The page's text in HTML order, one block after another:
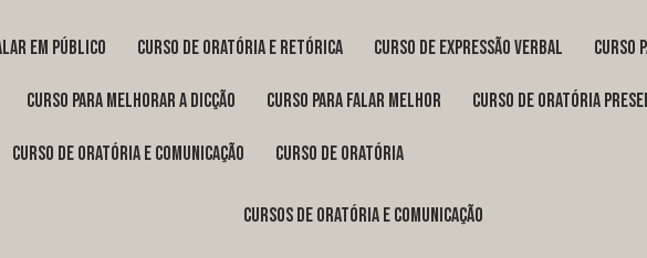
em público curso de oratória e retórica curso de expressão verbal curso
curso para melhorar a dicção curso para falar melhor curso de oratória
curso de oratória e comunicação curso de oratória
cursos de oratória e comunicação